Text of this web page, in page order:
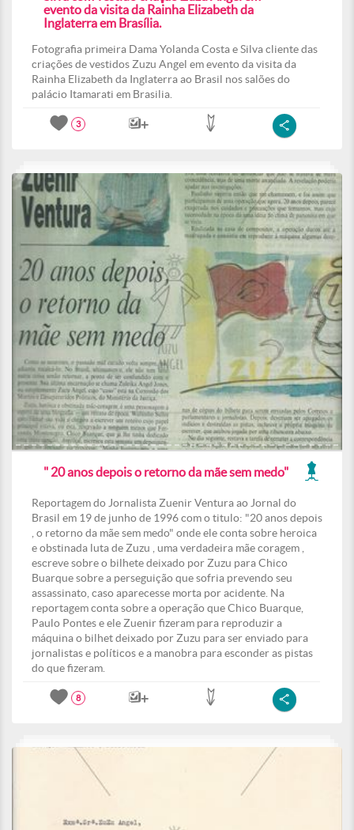
evento da visita da Rainha Elizabeth da
Inglaterra em Brasília.
Fotografia primeira Dama Yolanda Costa e Silva cliente das
criações de vestidos Zuzu Angel em evento da visita da
Rainha Elizabeth da Inglaterra ao Brasil nos salões do
palácio Itamarati em Brasilia.
3
" 20 anos depois o retorno da mãe sem medo"
Reportagem do Jornalista Zuenir Ventura ao Jornal do
Brasil em 19 de junho de 1996 com o titulo: "20 anos depois
, o retorno da mãe sem medo" onde ele conta sobre heroica
e obstinada luta de Zuzu , uma verdadeira mãe coragem ,
escreve sobre o bilhete deixado por Zuzu para Chico
Buarque sobre a perseguição que sofria prevendo seu
assassinato, caso aparecesse morta por acidente. Na
reportagem conta sobre a operação que Chico Buarque,
Paulo Pontes e ele Zuenir fizeram para reproduzir a
máquina o bilhet deixado por Zuzu para ser enviado para
jornalistas e políticos e a manobra para esconder as pistas
do que fizeram.
8